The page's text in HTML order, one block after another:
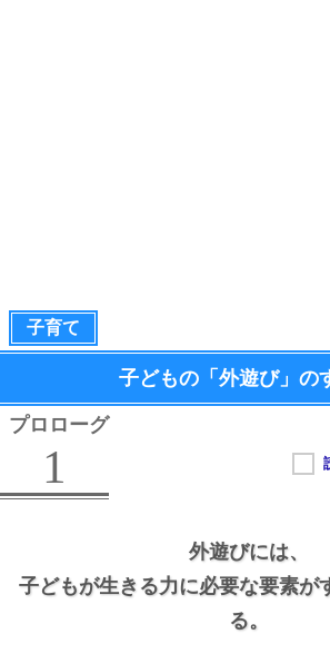
子育て
子どもの 「外遊び」の
プロローグ
1
外遊びには、
子どもが生きる力に必要な要素が
る。